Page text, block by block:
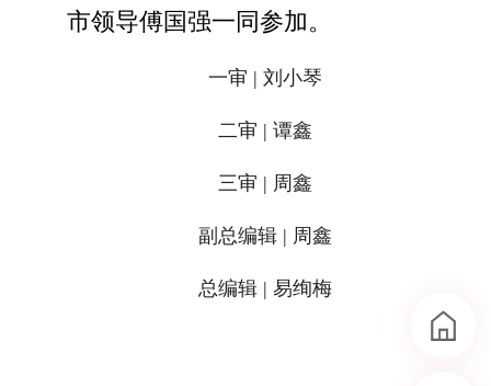
市领导傅国强一同参加。
一审 | 刘小琴
二审 | 谭鑫
三审 | 周鑫
副总编辑 | 周鑫
总编辑 | 易绚梅